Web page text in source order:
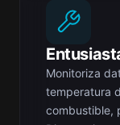
Monitoriza
temperatura
combustible,